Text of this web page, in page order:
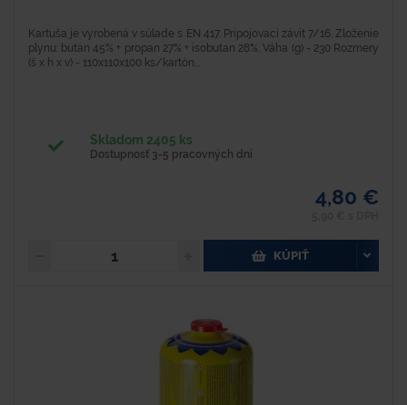
Kartuša je vyrobená v súlade s EN 417. Pripojovací závit 7/16. Zloženie
plynu: butan 45% + propan 27% + isobutan 28%. Váha (g) - 230 Rozmery
(š x h x v) - 110x110x100 ks/kartón...
Skladom 2405 ks
Dostupnosť 3-5 pracovných dní
4,80 €
KÚPIŤ